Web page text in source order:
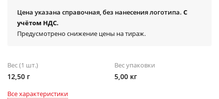
Цена указана справочная, без нанесения логотипа. С
учётом НДС.
Предусмотрено снижение цены на тираж.
Вес (1 шт.)
12,50 г
Вес упаковки
5,00 кг
Все характеристики